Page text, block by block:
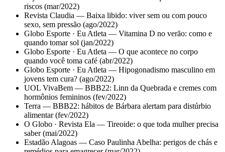
riscos (mar/2022)
Revista Claudia — Baixa libido: viver sem ou com pouco
sexo, sem pressão (ago/2022)
Globo Esporte · Eu Atleta — Vitamina D no verão: como e
quando tomar sol (jan/2022)
Globo Esporte · Eu Atleta — O que acontece no corpo
quando você toma café (abr/2022)
Globo Esporte · Eu Atleta — Hipogonadismo masculino em
jovens tem cura? (ago/2022)
UOL VivaBem — BBB22: Linn da Quebrada e cremes com
hormônios femininos (fev/2022)
Terra — BBB22: hábitos de Bárbara alertam para distúrbio
alimentar (fev/2022)
O Globo · Revista Ela — Tireoide: o que toda mulher precisa
saber (mai/2022)
Estadão Alagoas — Caso Paulinha Abelha: perigos de chás e